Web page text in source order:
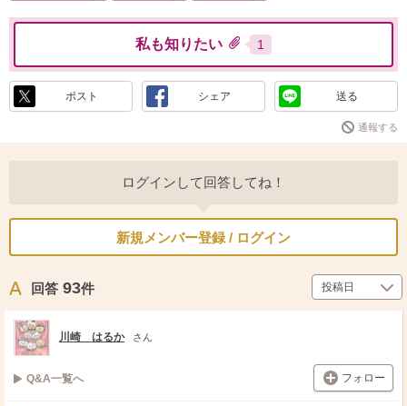
私も知りたい 1
ポスト シェア 送る
通報する
ログインして回答してね！
新規メンバー登録 / ログイン
回答 93件
川崎 はるか さん
Q&A一覧へ フォロー